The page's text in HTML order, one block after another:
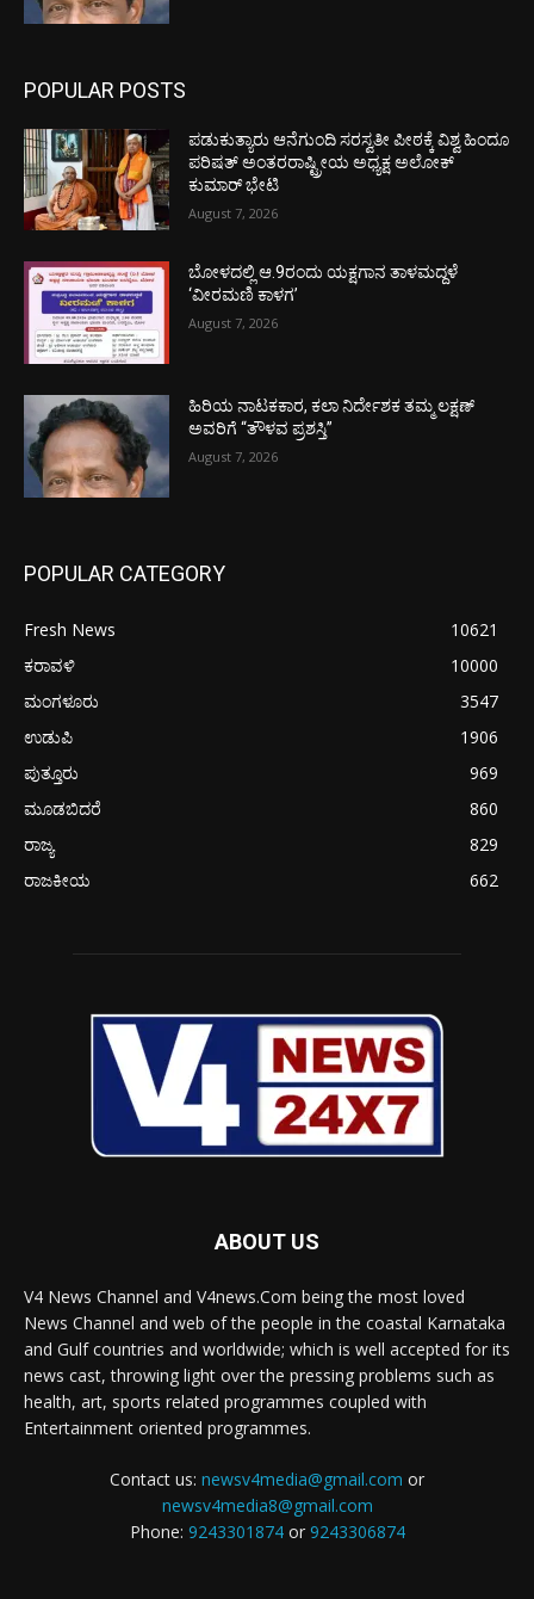
POPULAR POSTS
ಪಡುಕುತ್ಯಾರು ಆನೆಗುಂದಿ ಸರಸ್ವತೀ ಪೀಠಕ್ಕೆ ವಿಶ್ವ ಹಿಂದೂ
ಪರಿಷತ್ ಅಂತರರಾಷ್ಟ್ರೀಯ ಅಧ್ಯಕ್ಷ ಅಲೋಕ್
ಕುಮಾರ್ ಭೇಟಿ
August 7, 2026
ಬೋಳದಲ್ಲಿ ಆ.9ರಂದು ಯಕ್ಷಗಾನ ತಾಳಮದ್ದಳೆ
‘ವೀರಮಣಿ ಕಾಳಗ’
August 7, 2026
ಹಿರಿಯ ನಾಟಕಕಾರ, ಕಲಾ ನಿರ್ದೇಶಕ ತಮ್ಮ ಲಕ್ಷಣ್
ಅವರಿಗೆ “ತೌಳವ ಪ್ರಶಸ್ತಿ”
August 7, 2026
POPULAR CATEGORY
Fresh News
10621
ಕರಾವಳಿ
10000
ಮಂಗಳೂರು
3547
ಉಡುಪಿ
1906
ಪುತ್ತೂರು
969
ಮೂಡಬಿದರೆ
860
ರಾಜ್ಯ
829
ರಾಜಕೀಯ
662
ABOUT US
V4 News Channel and V4news.Com being the most loved
News Channel and web of the people in the coastal Karnataka
and Gulf countries and worldwide; which is well accepted for its
news cast, throwing light over the pressing problems such as
health, art, sports related programmes coupled with
Entertainment oriented programmes.
Contact us: newsv4media@gmail.com or
newsv4media8@gmail.com
Phone: 9243301874or 9243306874